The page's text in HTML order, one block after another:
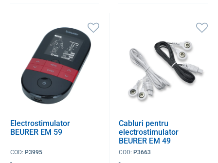
Electrostimulator
BEURER EM 59
COD: P3995
Cabluri pentru
electrostimulator
BEURER EM 49
COD: P3663